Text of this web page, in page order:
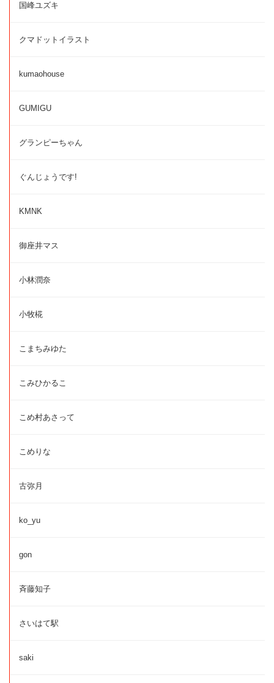
国峰ユズキ
クマドットイラスト
kumaohouse
GUMIGU
グランピーちゃん
ぐんじょうです!
KMNK
御座井マス
小林潤奈
小牧椛
こまちみゆた
こみひかるこ
こめ村あさって
こめりな
古弥月
ko_yu
gon
斉藤知子
さいはて駅
saki